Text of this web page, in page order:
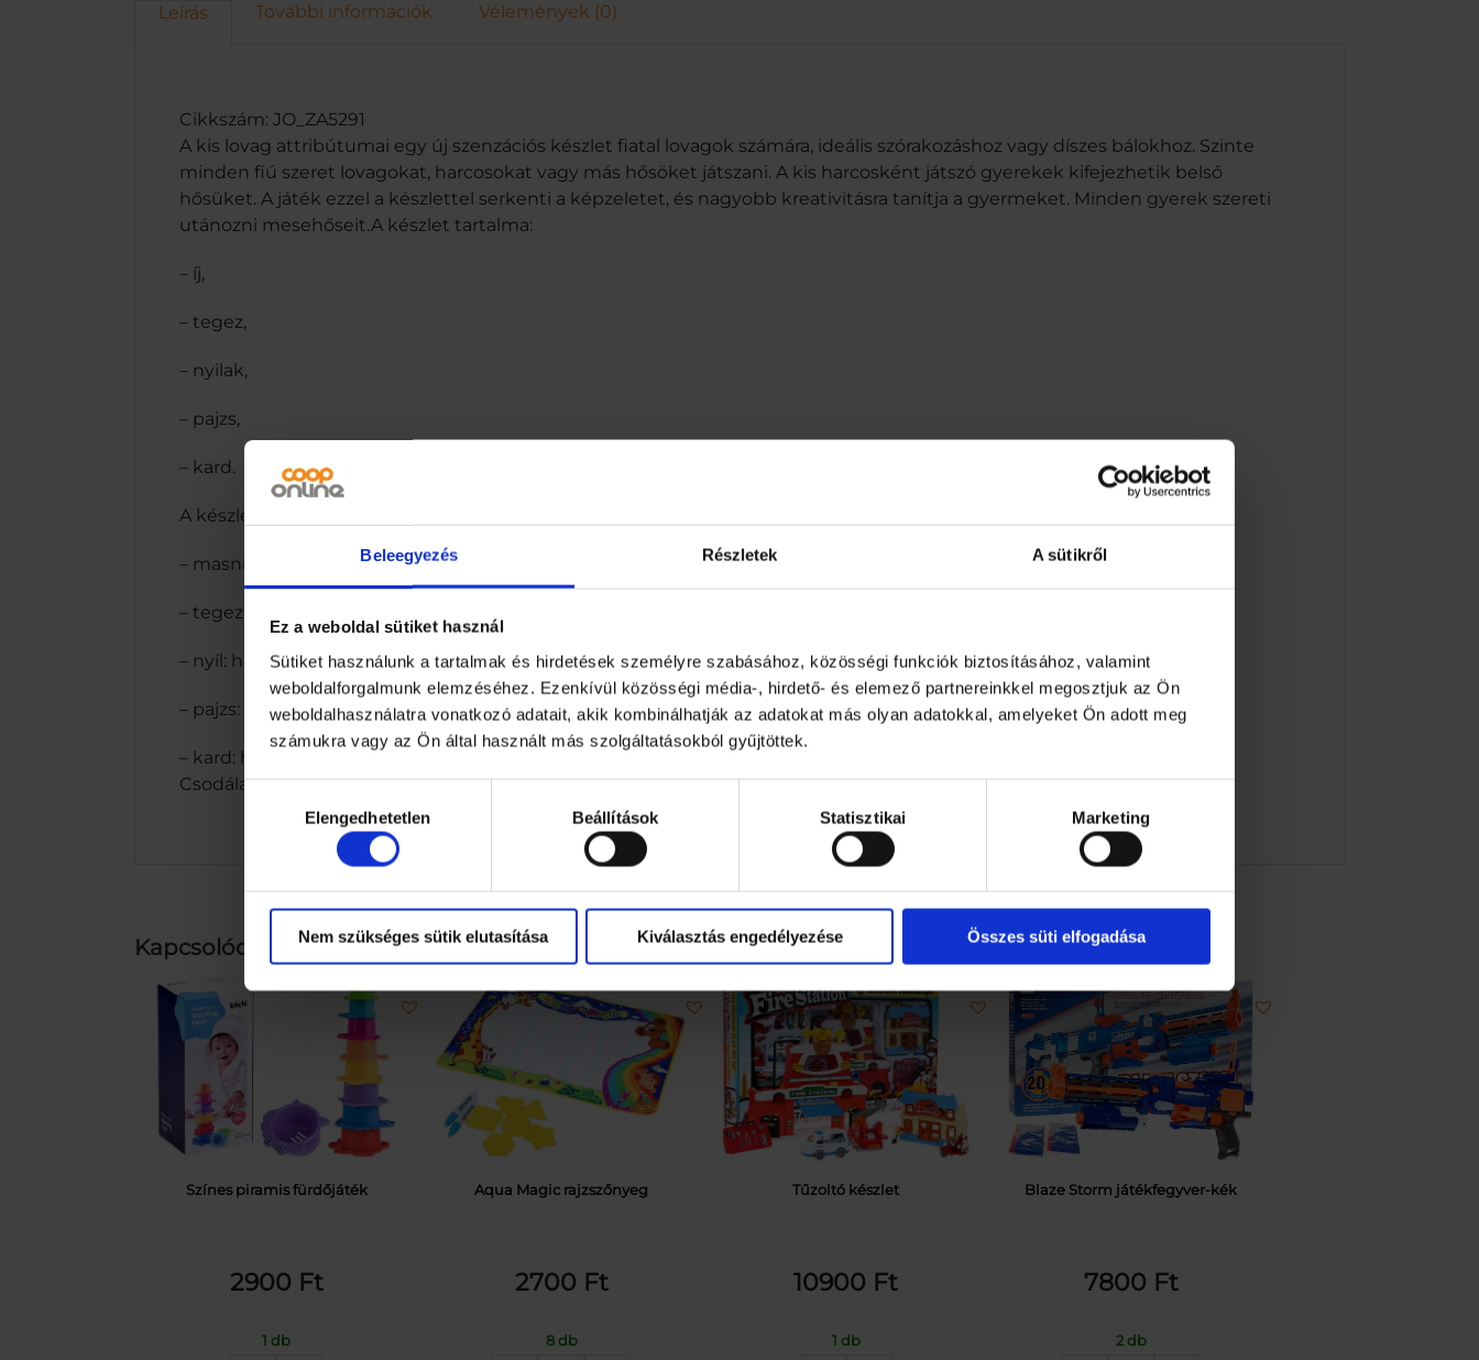
Beleegyezés Részletek A sütikről
Ez a weboldal sütiket használ
Sütiket használunk a tartalmak és hirdetések személyre szabásához, közösségi funkciók biztosításához, valamint
weboldalforgalmunk elemzéséhez. Ezenkívül közösségi média-, hirdető- és elemező partnereinkkel megosztjuk az Ön
weboldalhasználatra vonatkozó adatait, akik kombinálhatják az adatokat más olyan adatokkal, amelyeket Ön adott meg
számukra vagy az Ön által használt más szolgáltatásokból gyűjtöttek.
Hozzájárulás
kiválasztásaElengedhetetlen Beállítások Statisztikai Marketing
Nem szükséges sütik elutasítása Kiválasztás engedélyezése Összes süti elfogadása
é
s
g
y
y
é
Leírás További információk Vélemények (0)
Cikkszám: JO_ZA5291
A kis lovag attribútumai egy új szenzációs készlet fiatal lovagok számára, ideális szórakozáshoz vagy díszes bálokhoz. Szinte
minden fiú szeret lovagokat, harcosokat vagy más hősöket játszani. A kis harcosként játszó gyerekek kifejezhetik belső
hősüket. A játék ezzel a készlettel serkenti a képzeletet, és nagyobb kreativitásra tanítja a gyermeket. Minden gyerek szereti
utánozni mesehőseit.A készlet tartalma:
– íj,
– tegez,
– nyilak,
– pajzs,
– kard.
A készlet méretei:
– masni: hossza kb. 44 cm
– tegez: 13 x 9 cm
– nyíl: hossza kb. 24 cm
– pajzs: 29 x 20 cm
– kard: hossza 50 cmA gazdagon felszerelt készlet tökéletes lesz farsangi bálokhoz, jelmezbálokhoz, otthoni játékhoz stb.
Csodálatos pillanatnyi örömet fog nyújtani gyermekének. A készlet minden részletében tökéletesen kidolgozott.
Kapcsolódó termékek
Színes piramis fürdőjáték
2900 Ft
1 db
Aqua Magic rajzszőnyeg
2700 Ft
8 db
Tűzoltó készlet
10900 Ft
1 db
Blaze Storm játékfegyver-kék
7800 Ft
2 db